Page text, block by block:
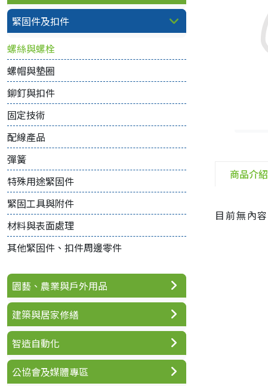
商品介紹
目前無內容
緊固件及扣件
螺絲與螺栓
螺帽與墊圈
鉚釘與扣件
固定技術
配線產品
彈簧
特殊用途緊固件
緊固工具與附件
材料與表面處理
其他緊固件、扣件周邊零件
園藝、農業與戶外用品
建築與居家修繕
智造自動化
公協會及媒體專區